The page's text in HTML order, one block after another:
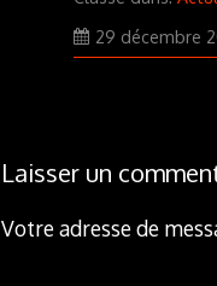
29 décembre
Laisser un
Votre adresse de